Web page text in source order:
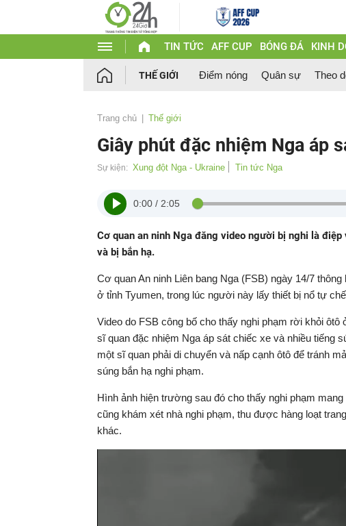
TIN TỨC AFF CUP BÓNG ĐÁ KINH
THẾ GIỚI Điểm nóng Quân sự Theo
Trang chủ Thế giới
Giây phút đặc nhiệm Nga áp
Sự kiện: Xung đột Nga - Ukraine Tin tức Nga
0:00 / 2:05
Cơ quan an ninh Nga đăng video người bị nghi là
và bị bắn hạ.
Cơ quan An ninh Liên bang Nga (FSB) ngày 14/7
ở tỉnh Tyumen, trong lúc người này lấy thiết bị nổ tự
Video do FSB công bố cho thấy nghi phạm rời khỏi
sĩ quan đặc nhiệm Nga áp sát chiếc xe và nhiều tiếng
một sĩ quan phải di chuyển và nấp cạnh ôtô để tránh
súng bắn hạ nghi phạm.
Hình ảnh hiện trường sau đó cho thấy nghi phạm
cũng khám xét nhà nghi phạm, thu được hàng loạt
khác.